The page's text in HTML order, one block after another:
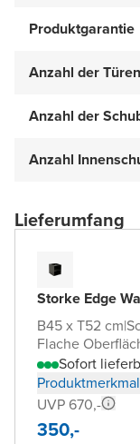
Produktgarantie
Anzahl der Türen
Anzahl der
Anzahl
Lieferumfang
Storke Edge
B45 x T52 cm|
Flache
Sofort
UVP 670,-
350,-